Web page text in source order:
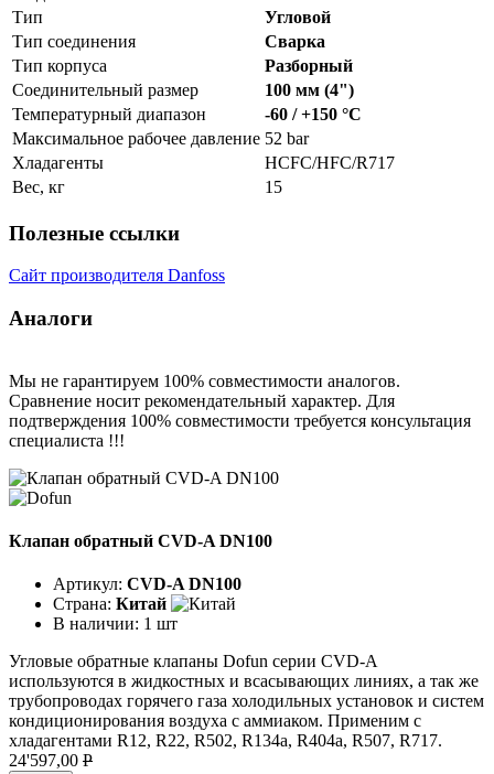
Тип
Угловой
Тип соединения
Сварка
Тип корпуса
Разборный
Соединительный размер
100 мм (4")
Температурный диапазон
-60 / +150 °C
Максимальное рабочее давление 52 bar
Хладагенты
HCFC/HFC/R717
Вес, кг
15
Полезные ссылки
Сайт производителя Danfoss
Аналоги
Мы не гарантируем 100% совместимости аналогов.
Сравнение носит рекомендательный характер. Для
подтверждения 100% совместимости требуется консультация
специалиста !!!
Клапан обратный CVD-A DN100
Артикул: CVD-A DN100
Страна: Китай
В наличии: 1 шт
Угловые обратные клапаны Dofun серии CVD-A
используются в жидкостных и всасывающих линиях, а так же
трубопроводах горячего газа холодильных установок и систем
кондиционирования воздуха с аммиаком. Применим с
хладагентами R12, R22, R502, R134a, R404a, R507, R717.
24'597,00 P